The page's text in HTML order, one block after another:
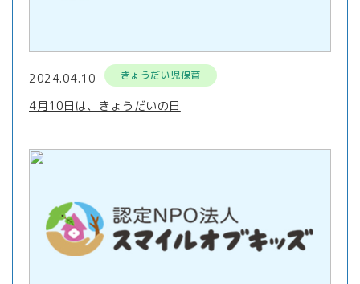
2024.04.10 きょうだい児保育
4月10日は、きょうだいの日